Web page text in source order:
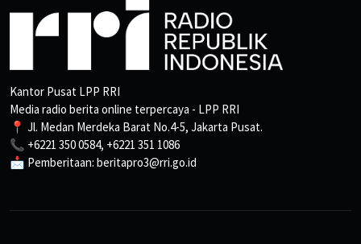
Kantor Pusat LPP RRI
Media radio berita online terpercaya - LPP RRI
📍 Jl. Medan Merdeka Barat No.4-5, Jakarta Pusat.
📞 +6221 350 0584, +6221 351 1086
📩 Pemberitaan: beritapro3@rri.go.id